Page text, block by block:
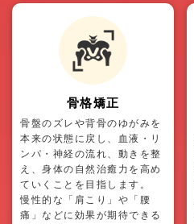
骨格矯正
骨盤のズレや背骨のゆがみを
本来の状態に戻し、血液・リ
ンパ・神経の流れ、動きを整
え、身体の自然治癒力を高め
ていくことを目指します。
慢性的な「肩こり」や「腰
痛」などに効果が期待できる